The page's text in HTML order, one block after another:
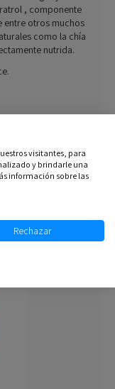
, componente
entre otros muchos
como la chía
nutrida.
visitantes, para
y brindarle una
información sobre las
Rechazar